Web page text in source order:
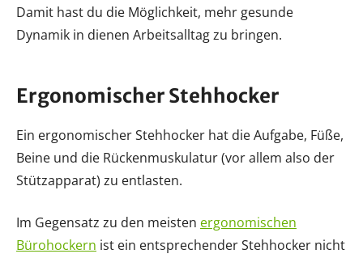
Damit hast du die Möglichkeit, mehr gesunde
Dynamik in dienen Arbeitsalltag zu bringen.
Ergonomischer Stehhocker
Ein ergonomischer Stehhocker hat die Aufgabe, Füße,
Beine und die Rückenmuskulatur (vor allem also der
Stützapparat) zu entlasten.
Im Gegensatz zu den meisten ergonomischen
Bürohockern ist ein entsprechender Stehhocker nicht